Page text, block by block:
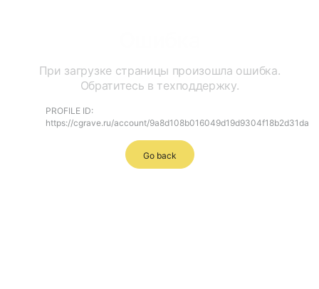
При загрузке страницы произошла ошибка.
Обратитесь в техподдержку.
PROFILE ID:
https://cgrave.ru/account/9a8d108b016049d19d9304f18b2d31da
Go back